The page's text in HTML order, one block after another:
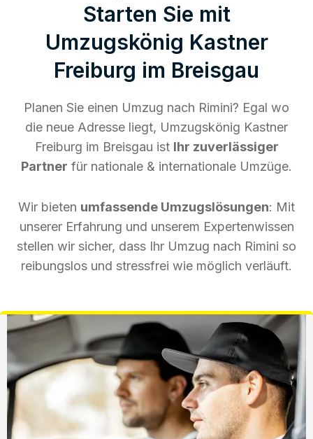
Starten Sie mit
Umzugskönig Kastner
Freiburg im Breisgau
Planen Sie einen Umzug nach Rimini? Egal wo
die neue Adresse liegt, Umzugskönig Kastner
Freiburg im Breisgau ist Ihr zuverlässiger
Partner für nationale & internationale Umzüge.
Wir bieten umfassende Umzugslösungen: Mit
unserer Erfahrung und unserem Expertenwissen
stellen wir sicher, dass Ihr Umzug nach Rimini so
reibungslos und stressfrei wie möglich verläuft.